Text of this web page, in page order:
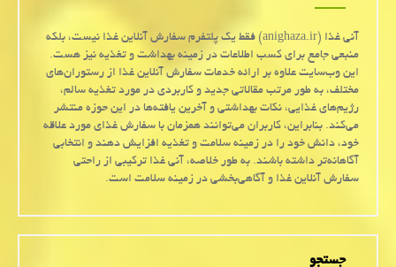
آنی غذا (anighaza.ir) فقط یک پلتفرم سفارش آنلاین غذا نیست، بلکه
منبعی جامع برای کسب اطلاعات در زمینه بهداشت و تغذیه نیز هست.
این وب‌سایت علاوه بر ارائه خدمات سفارش آنلاین غذا از رستوران‌های
مختلف، به طور مرتب مقالاتی جدید و کاربردی در مورد تغذیه سالم،
رژیم‌های غذایی، نکات بهداشتی و آخرین یافته‌ها در این حوزه منتشر
می‌کند. بنابراین، کاربران می‌توانند همزمان با سفارش غذای مورد علاقه
خود، دانش خود را در زمینه سلامت و تغذیه افزایش دهند و انتخابی
آگاهانه‌تر داشته باشند. به طور خلاصه، آنی غذا ترکیبی از راحتی
سفارش آنلاین غذا و آگاهی‌بخشی در زمینه سلامت است.
جستجو